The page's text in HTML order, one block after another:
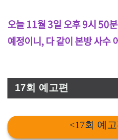
오늘 11월 3일 오후 9시 50
예정이니, 다 같이 본방 사수
17회 예고편
<17회 예